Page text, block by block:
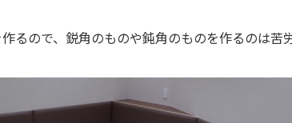
るので、鋭角のものや鈍角のものを作るのは苦労